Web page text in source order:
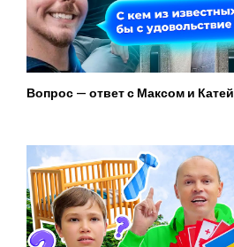
Вопрос — ответ с Максом и Катей